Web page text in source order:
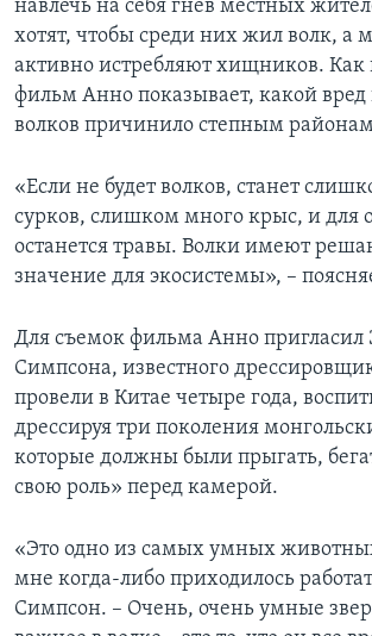
навлечь на себя гнев местных
хотят, чтобы среди них жил волк, а
активно истребляют хищников. Как
фильм Анно показывает, какой вред
волков причинило степным
«Если не будет волков, станет
сурков, слишком много крыс, и для
останется травы. Волки имеют
значение для экосистемы», –
Для съемок фильма Анно
Симпсона, известного
провели в Китае четыре года,
дрессируя три поколения
которые должны были прыгать,
свою роль» перед камерой.
«Это одно из самых умных
мне когда-либо приходилось
Симпсон. – Очень, очень умные